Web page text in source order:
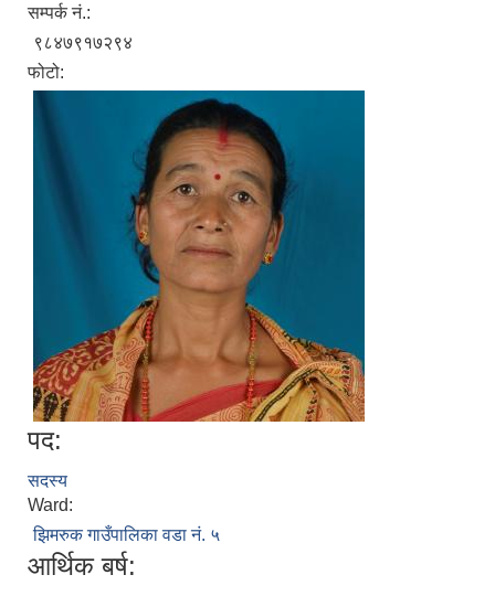
सम्पर्क नं.:
९८४७९१७२९४
फोटो:
पद:
सदस्य
Ward:
झिमरुक गाउँपालिका वडा नं. ५
आर्थिक बर्ष: